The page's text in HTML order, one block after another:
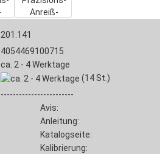
201.141
4054469100715
ca. 2 - 4 Werktage
(14 St.)
------------------------
Avis:
Anleitung:
Katalogseite:
Kalibrierung: